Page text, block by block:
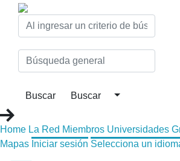
Home La Red Miembros Universidades
Mapas Iniciar sesión Selecciona un